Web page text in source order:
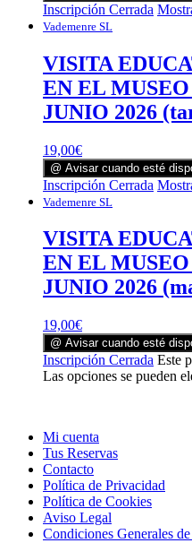
Inscripción Cerrada
Vademenre SL
VISITA
EN EL
JUNIO 2026
19,00€
@ Avisar cuando esté
Inscripción Cerrada
Vademenre SL
VISITA
EN EL
JUNIO 2026
19,00€
@ Avisar cuando esté
Inscripción Cerrada Este
Las opciones se pueden
Mi cuenta
Tus Reservas
Contacto
Política de Privacidad
Política de Cookies
Aviso Legal
Condiciones Generales